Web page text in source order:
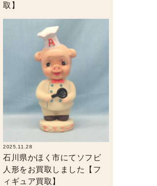
取】
2025.11.28
石川県かほく市にてソフビ
人形をお買取しました【フ
ィギュア買取】